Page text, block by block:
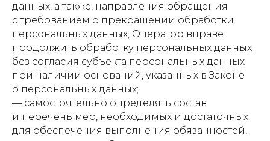
данных, а также, направления обращения
с требованием о прекращении обработки
персональных данных, Оператор вправе
продолжить обработку персональных данных
без согласия субъекта персональных данных
при наличии оснований, указанных в Законе
о персональных данных;
— самостоятельно определять состав
и перечень мер, необходимых и достаточных
для обеспечения выполнения обязанностей,